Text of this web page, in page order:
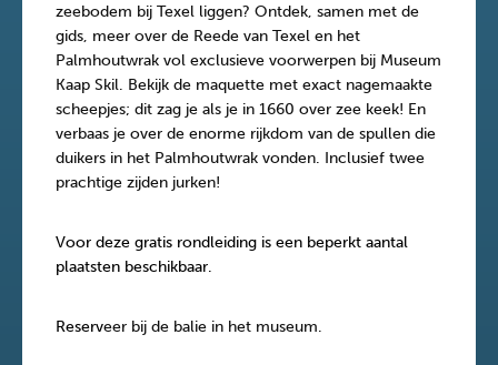
zeebodem bij Texel liggen? Ontdek, samen met de
gids, meer over de Reede van Texel en het
Palmhoutwrak vol exclusieve voorwerpen bij Museum
Kaap Skil. Bekijk de maquette met exact nagemaakte
scheepjes; dit zag je als je in 1660 over zee keek! En
verbaas je over de enorme rijkdom van de spullen die
duikers in het Palmhoutwrak vonden. Inclusief twee
prachtige zijden jurken!
Voor deze gratis rondleiding is een beperkt aantal
plaatsten beschikbaar.
Reserveer bij de balie in het museum.